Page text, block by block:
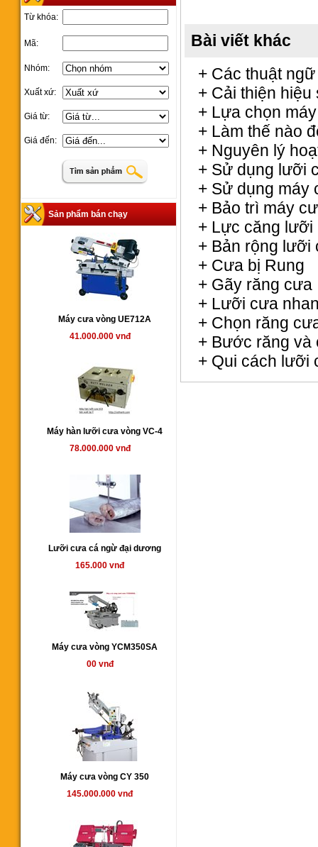
Từ khóa:
Mã:
Nhóm:
Xuất xứ:
Giá từ:
Giá đến:
Sản phẩm bán chạy
Máy cưa vòng UE712A
41.000.000 vnđ
Máy hàn lưỡi cưa vòng VC-4
78.000.000 vnđ
Lưỡi cưa cá ngừ đại dương
165.000 vnđ
Máy cưa vòng YCM350SA
00 vnđ
Máy cưa vòng CY 350
145.000.000 vnđ
Bài viết khác
+ Các thuật
+ Cải thiện
+ Lựa chọn
+ Làm thế nào
+ Nguyên lý
+ Sử dụng lưỡi
+ Sử dụng máy
+ Bảo trì máy
+ Lực căng lưỡi
+ Bản rộng lưỡi
+ Cưa bị Rung
+ Gãy răng cưa
+ Lưỡi cưa
+ Chọn răng
+ Bước răng
+ Qui cách lưỡi